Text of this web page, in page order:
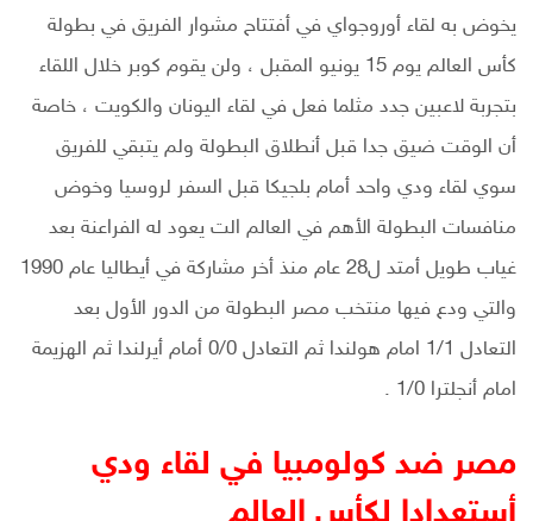
يخوض به لقاء أوروجواي في أفتتاح مشوار الفريق في بطولة
كأس العالم يوم 15 يونيو المقبل ، ولن يقوم كوبر خلال اللقاء
بتجربة لاعبين جدد مثلما فعل في لقاء اليونان والكويت ، خاصة
أن الوقت ضيق جدا قبل أنطلاق البطولة ولم يتبقي للفريق
سوي لقاء ودي واحد أمام بلجيكا قبل السفر لروسيا وخوض
منافسات البطولة الأهم في العالم الت يعود له الفراعنة بعد
غياب طويل أمتد ل28 عام منذ أخر مشاركة في أيطاليا عام 1990
والتي ودع فيها منتخب مصر البطولة من الدور الأول بعد
التعادل 1/1 امام هولندا ثم التعادل 0/0 أمام أيرلندا ثم الهزيمة
امام أنجلترا 1/0 .
مصر ضد كولومبيا في لقاء ودي